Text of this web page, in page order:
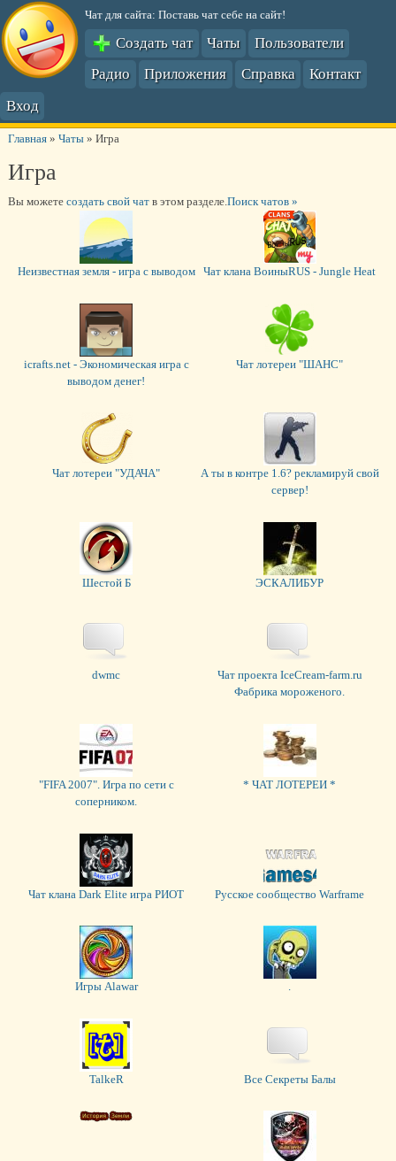
Чат для сайта: Поставь чат себе на сайт!
Создать чат Чаты
Пользователи
Радио
Приложения Справка
Контакт
Вход
Главная» Чаты» Игра
Игра
Вы можете создать свой чатв этом разделе.Поиск чатов »
Неизвестная земля - игра с выводом Чат клана ВоиныRUS - Jungle Heat
icrafts.net - Экономическая игра с
выводом денег!
Чат лотереи "ШАНС"
Чат лотереи "УДАЧА"
А ты в контре 1.6? рекламируй свой
сервер!
Шестой Б ЭСКАЛИБУР
dwmc
Чат проекта IceCream-farm.ru
Фабрика мороженого.
"FIFA 2007". Игра по сети c
соперником.
* ЧАТ ЛОТЕРЕИ *
Чат клана Dark Elite игра РИОТ Русское сообщество Warframe
Игры Alawar .
TalkeR Все Секреты Балы